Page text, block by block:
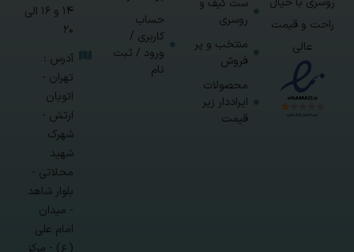
راحت و قیمت
عالی
ست کیف و
روسری
منتخب و پر
فروش
محصولات
ایراددار زیر
قیمت
حساب
کاربری /
ورود / ثبت
نام
14 و 16 الی
20
آدرس :
تهران -
اتوبان
ارتش -
شهرک
شهید
محلاتی -
بلوار شاهد
- میدان
امام علی
(ع) - مرکز